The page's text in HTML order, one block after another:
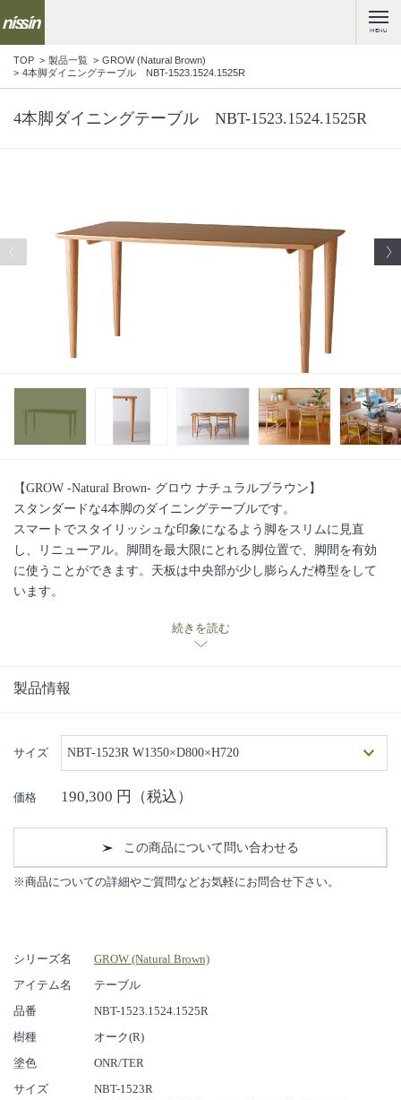
MENU
TOP 製品一覧
GROW (Natural Brown)
4本脚ダイニングテーブル NBT-1523.1524.1525R
4本脚ダイニングテーブル NBT-1523.1524.1525R
【GROW -Natural Brown- グロウ ナチュラルブラウン】
スタンダードな4本脚のダイニングテーブルです。
スマートでスタイリッシュな印象になるよう脚をスリムに見直
し、リニューアル。脚間を最大限にとれる脚位置で、脚間を有効
に使うことができます。天板は中央部が少し膨らんだ樽型をして
います。
オーク(R)とブラックウォールナットの2樹種対応
続きを読む
製品情報
サイズ NBT-1523R W1350×D800×H720
価格 190,300 円（税込）
この商品について問い合わせる
※商品についての詳細やご質問などお気軽にお問合せ下さい。
シリーズ名
GROW (Natural Brown)
アイテム名
テーブル
品番
NBT-1523.1524.1525R
樹種
オーク(R)
塗色
ONR/TER
サイズ
NBT-1523R